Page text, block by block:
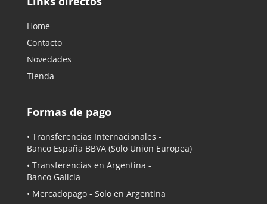
Home
Contacto
Novedades
Tienda
Formas de pago
• Transferencias Internacionales -
Banco España BBVA (Solo Union Europea)
• Transferencias en Argentina -
Banco Galicia
• Mercadopago - Solo en Argentina